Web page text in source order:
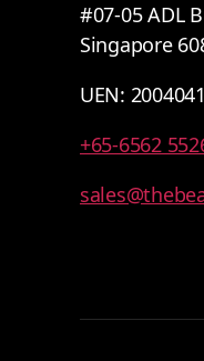
#07-05 ADL
Singapore
UEN:
+65-6562